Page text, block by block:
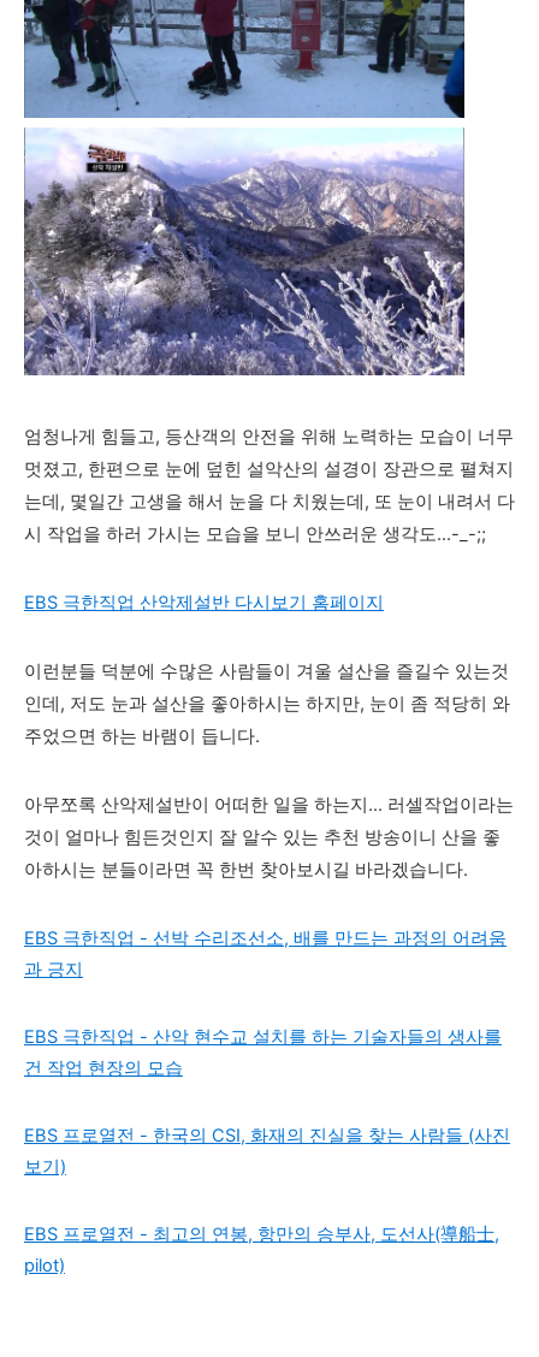
엄청나게 힘들고, 등산객의 안전을 위해 노력하는 모습이 너무
멋졌고, 한편으로 눈에 덮힌 설악산의 설경이 장관으로 펼쳐지
는데, 몇일간 고생을 해서 눈을 다 치웠는데, 또 눈이 내려서 다
시 작업을 하러 가시는 모습을 보니 안쓰러운 생각도...-_-;;
EBS 극한직업 산악제설반 다시보기 홈페이지
이런분들 덕분에 수많은 사람들이 겨울 설산을 즐길수 있는것
인데, 저도 눈과 설산을 좋아하시는 하지만, 눈이 좀 적당히 와
주었으면 하는 바램이 듭니다.
아무쪼록 산악제설반이 어떠한 일을 하는지... 러셀작업이라는
것이 얼마나 힘든것인지 잘 알수 있는 추천 방송이니 산을 좋
아하시는 분들이라면 꼭 한번 찾아보시길 바라겠습니다.
EBS 극한직업 - 선박 수리조선소, 배를 만드는 과정의 어려움
과 긍지
EBS 극한직업 - 산악 현수교 설치를 하는 기술자들의 생사를
건 작업 현장의 모습
EBS 프로열전 - 한국의 CSI, 화재의 진실을 찾는 사람들 (사진
보기)
EBS 프로열전 - 최고의 연봉, 항만의 승부사, 도선사(導船士,
pilot)